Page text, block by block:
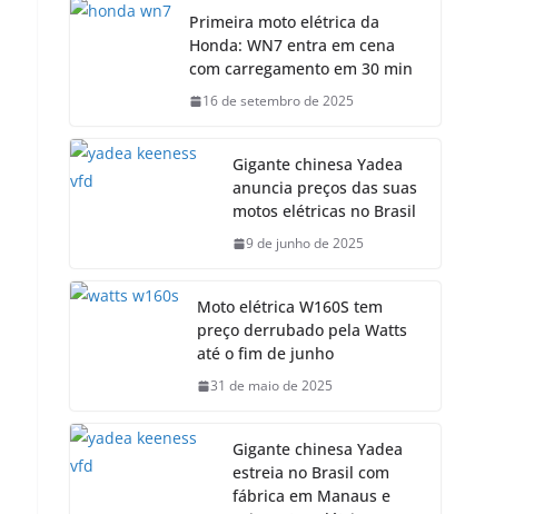
Primeira moto elétrica da
Honda: WN7 entra em cena
com carregamento em 30 min
16 de setembro de 2025
Gigante chinesa Yadea
anuncia preços das suas
motos elétricas no Brasil
9 de junho de 2025
Moto elétrica W160S tem
preço derrubado pela Watts
até o fim de junho
31 de maio de 2025
Gigante chinesa Yadea
estreia no Brasil com
fábrica em Manaus e